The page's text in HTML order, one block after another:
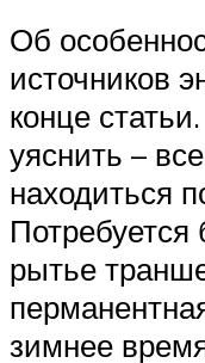
Об
источников
конце
уяснить –
находиться
рытье
зимнее